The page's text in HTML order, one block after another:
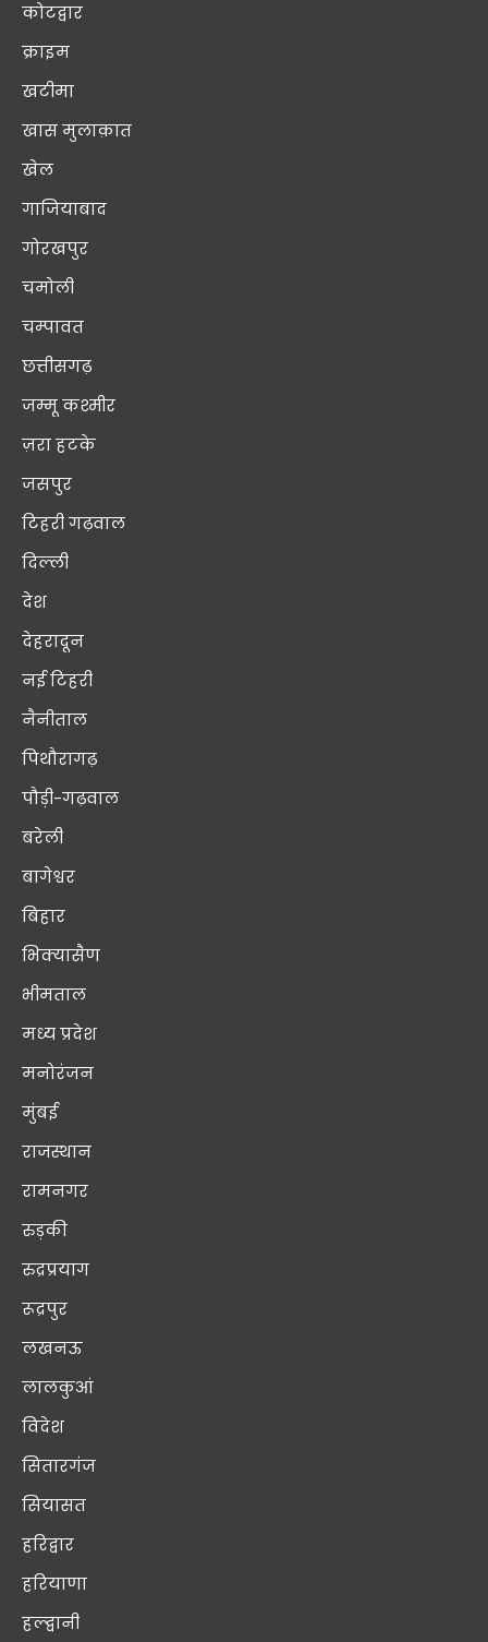
कोटद्वार
क्राइम
खटीमा
खास मुलाक़ात
खेल
गाजियाबाद
गोरखपुर
चमोली
चम्पावत
छत्तीसगढ़
जम्मू कश्मीर
ज़रा हटके
जसपुर
टिहरी गढ़वाल
दिल्ली
देश
देहरादून
नई टिहरी
नैनीताल
पिथौरागढ़
पौड़ी-गढ़वाल
बरेली
बागेश्वर
बिहार
भिक्यासैण
भीमताल
मध्य प्रदेश
मनोरंजन
मुंबई
राजस्थान
रामनगर
रुड़की
रुद्रप्रयाग
रूद्रपुर
लखनऊ
लालकुआं
विदेश
सितारगंज
सियासत
हरिद्वार
हरियाणा
हल्द्वानी